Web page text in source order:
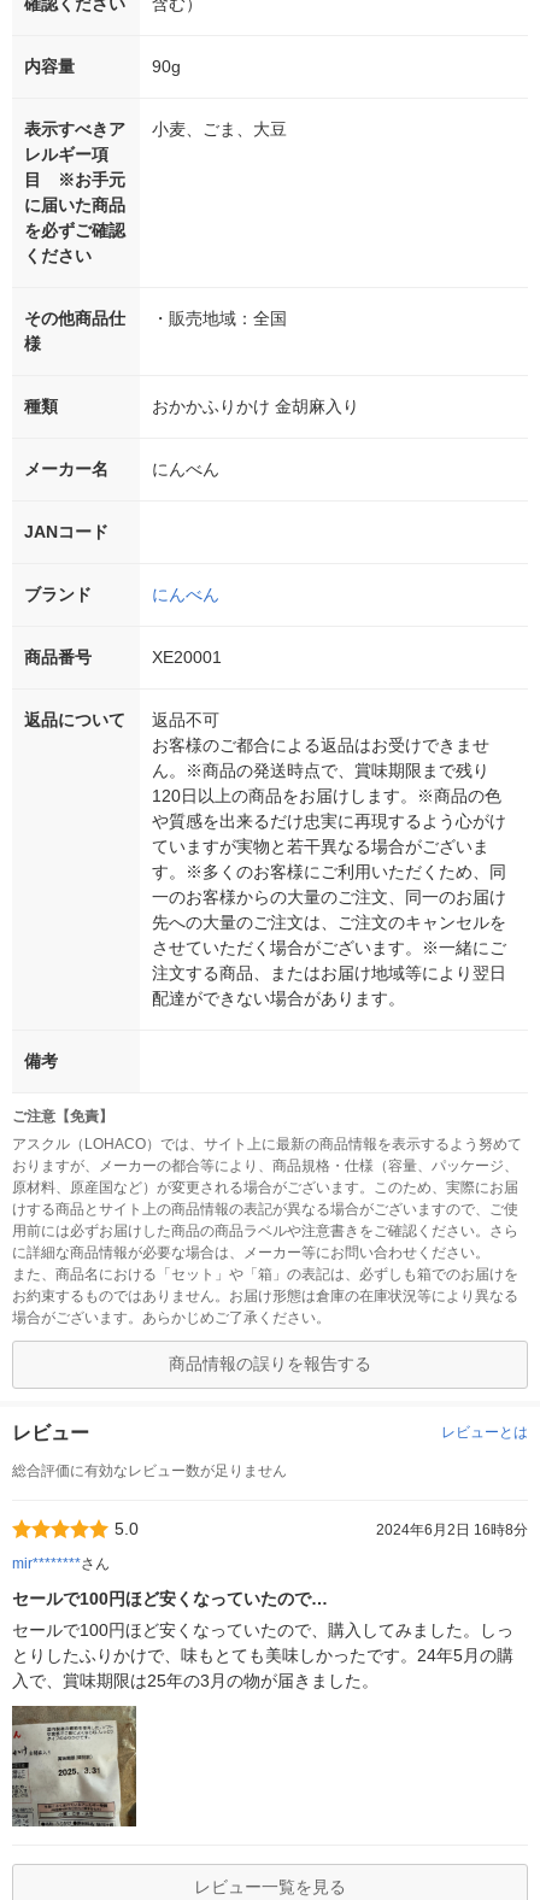
確認ください 含む）
内容量 90g
表示すべきア
レルギー項
目 ※お手元
に届いた商品
を必ずご確認
ください
小麦、ごま、大豆
その他商品仕
様
・販売地域：全国
種類 おかかふりかけ 金胡麻入り
メーカー名 にんべん
JANコード
ブランド にんべん
商品番号 XE20001
返品について
返品不可
お客様のご都合による返品はお受けできませ
ん。※商品の発送時点で、賞味期限まで残り
120日以上の商品をお届けします。※商品の色
や質感を出来るだけ忠実に再現するよう心がけ
ていますが実物と若干異なる場合がございま
す。※多くのお客様にご利用いただくため、同
一のお客様からの大量のご注文、同一のお届け
先への大量のご注文は、ご注文のキャンセルを
させていただく場合がございます。※一緒にご
注文する商品、またはお届け地域等により翌日
配達ができない場合があります。
備考
ご注意【免責】
アスクル（LOHACO）では、サイト上に最新の商品情報を表示するよう努めて
おりますが、メーカーの都合等により、商品規格・仕様（容量、パッケージ、
原材料、原産国など）が変更される場合がございます。このため、実際にお届
けする商品とサイト上の商品情報の表記が異なる場合がございますので、ご使
用前には必ずお届けした商品の商品ラベルや注意書きをご確認ください。さら
に詳細な商品情報が必要な場合は、メーカー等にお問い合わせください。
また、商品名における「セット」や「箱」の表記は、必ずしも箱でのお届けを
お約束するものではありません。お届け形態は倉庫の在庫状況等により異なる
場合がございます。あらかじめご了承ください。
商品情報の誤りを報告する
レビュー レビューとは
総合評価に有効なレビュー数が足りません
5.0
2024年6月2日 16時8分
mir********さん
セールで100円ほど安くなっていたので…
セールで100円ほど安くなっていたので、購入してみました。しっ
とりしたふりかけで、味もとても美味しかったです。24年5月の購
入で、賞味期限は25年の3月の物が届きました。
レビュー一覧を見る